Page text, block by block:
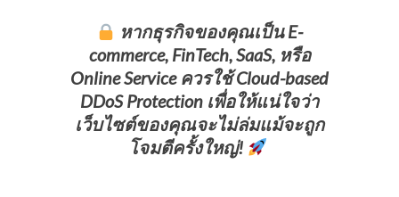
หากธุรกิจของคุณเป็น E-
commerce, FinTech, SaaS, หรือ
Online Service ควรใช้ Cloud-based
DDoS Protection เพื่อให้แน่ใจว่า
เว็บไซต์ของคุณจะไม่ล่มแม้จะถูก
โจมตีครั้งใหญ่!